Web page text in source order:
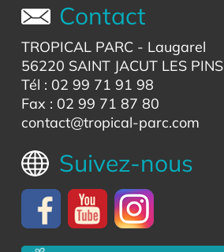
Contact
TROPICAL PARC- Laugarel
56220 SAINT JACUT LES PINS
Tél : 02 99 71 91 98
Fax : 02 99 71 87 80
contact@tropical-parc.com
Suivez-nous